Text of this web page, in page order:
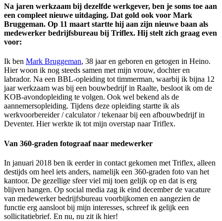
Na jaren werkzaam bij dezelfde werkgever, ben je soms toe aan
een compleet nieuwe uitdaging. Dat gold ook voor Mark
Bruggeman. Op 11 maart startte hij aan zijn nieuwe baan als
medewerker bedrijfsbureau bij Triflex. Hij stelt zich graag even
voor:
Ik ben Mark Bruggeman, 38 jaar en geboren en getogen in Heino.
Hier woon ik nog steeds samen met mijn vrouw, dochter en
labrador. Na een BBL-opleiding tot timmerman, waarbij ik bijna 12
jaar werkzaam was bij een bouwbedrijf in Raalte, besloot ik om de
KOB-avondopleiding te volgen. Ook wel bekend als de
aannemersopleiding. Tijdens deze opleiding startte ik als
werkvoorbereider / calculator / tekenaar bij een afbouwbedrijf in
Deventer. Hier werkte ik tot mijn overstap naar Triflex.
Van 360-graden fotograaf naar medewerker
In januari 2018 ben ik eerder in contact gekomen met Triflex, alleen
destijds om heel iets anders, namelijk een 360-graden foto van het
kantoor. De gezellige sfeer viel mij toen gelijk op en dat is erg
blijven hangen. Op social media zag ik eind december de vacature
van medewerker bedrijfsbureau voorbijkomen en aangezien de
functie erg aansloot bij mijn interesses, schreef ik gelijk een
sollicitatiebrief. En nu, nu zit ik hier!